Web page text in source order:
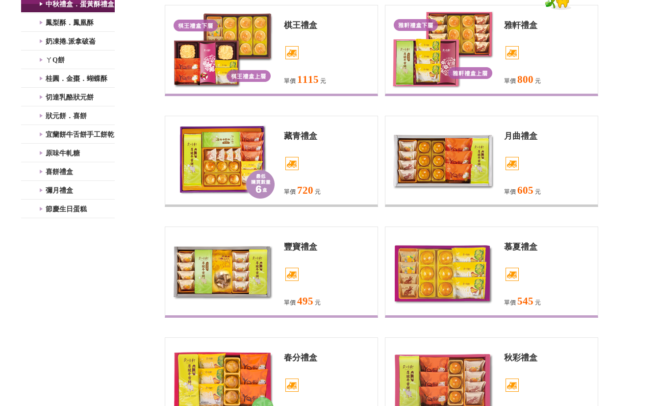
中秋禮盒．蛋黃酥禮盒
鳳梨酥．鳳凰酥
奶凍捲.派拿破崙
ㄚQ餅
桂圓．金棗．蝴蝶酥
切達乳酪狀元餅
狀元餅．喜餅
宜蘭餅牛舌餅手工餅乾
原味牛軋糖
喜餅禮盒
彌月禮盒
節慶生日蛋糕
棋王禮盒
單價 1115 元
雅軒禮盒
單價 800 元
藏青禮盒
單價 720 元
月曲禮盒
單價 605 元
豐寶禮盒
單價 495 元
慕夏禮盒
單價 545 元
春分禮盒 秋彩禮盒